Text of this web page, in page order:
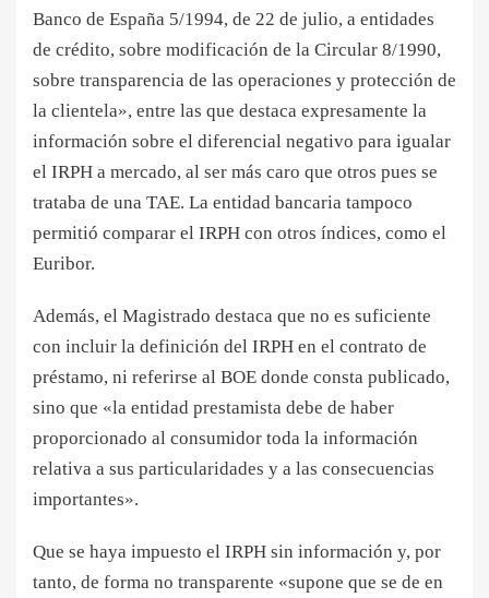
Banco de España 5/1994, de 22 de julio, a entidades
de crédito, sobre modificación de la Circular 8/1990,
sobre transparencia de las operaciones y protección de
la clientela», entre las que destaca expresamente la
información sobre el diferencial negativo para igualar
el IRPH a mercado, al ser más caro que otros pues se
trataba de una TAE. La entidad bancaria tampoco
permitió comparar el IRPH con otros índices, como el
Euribor.
Además, el Magistrado destaca que no es suficiente
con incluir la definición del IRPH en el contrato de
préstamo, ni referirse al BOE donde consta publicado,
sino que «la entidad prestamista debe de haber
proporcionado al consumidor toda la información
relativa a sus particularidades y a las consecuencias
importantes».
Que se haya impuesto el IRPH sin información y, por
tanto, de forma no transparente «supone que se de en